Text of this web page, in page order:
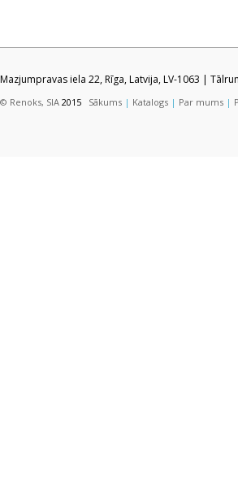
Mazjumpravas iela 22, Rīga, Latvija, LV-1063 |
© Renoks, SIA 2015 Sākums | Katalogs | Par mums |